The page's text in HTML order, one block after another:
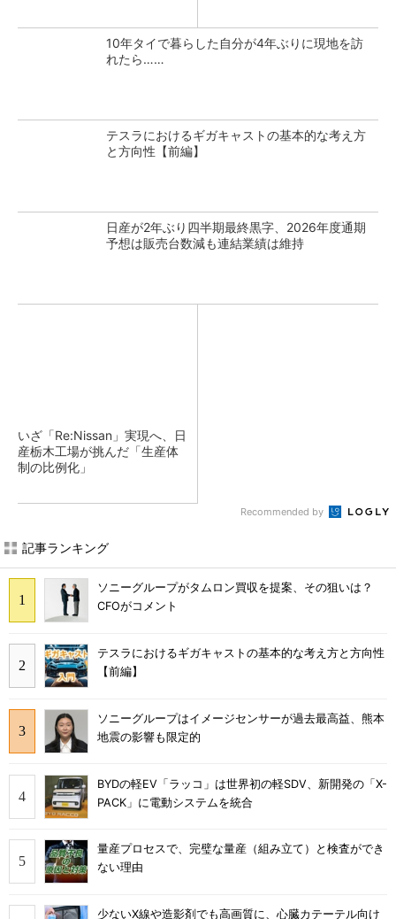
10年タイで暮らした自分が4年ぶりに現地を訪
れたら……
テスラにおけるギガキャストの基本的な考え方
と方向性【前編】
日産が2年ぶり四半期最終黒字、2026年度通期
予想は販売台数減も連結業績は維持
いざ「Re:Nissan」実現へ、日
産栃木工場が挑んだ「生産体
制の比例化」
Recommended by
記事ランキング
ソニーグループがタムロン買収を提案、その狙いは？
CFOがコメント
テスラにおけるギガキャストの基本的な考え方と方向性
【前編】
ソニーグループはイメージセンサーが過去最高益、熊本
地震の影響も限定的
BYDの軽EV「ラッコ」は世界初の軽SDV、新開発の「X-
PACK」に電動システムを統合
量産プロセスで、完璧な量産（組み立て）と検査ができ
ない理由
少ないX線や造影剤でも高画質に、心臓カテーテル向け